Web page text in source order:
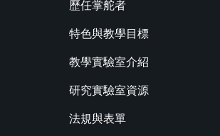
歷任掌舵者
特色與教學目標
教學實驗室介紹
研究實驗室資源
法規與表單